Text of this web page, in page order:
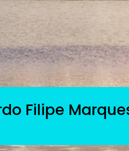
Filipe